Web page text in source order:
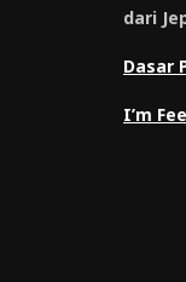
dari
Dasar
I’m